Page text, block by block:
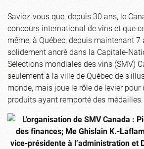
Saviez-vous que, depuis 30 ans, le
concours international de vins et que
même, à Québec, depuis maintenant 7
solidement ancré dans la Capitale-
Sélections mondiales des vins (SMV)
seulement à la ville de Québec de
monde, mais joue le rôle de levier pour
produits ayant remporté des médailles.